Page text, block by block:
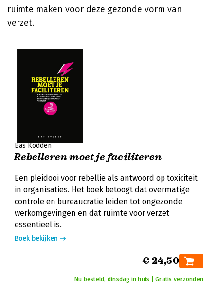
ruimte maken voor deze gezonde vorm van
verzet.
Bas Kodden
Rebelleren moet je faciliteren
Een pleidooi voor rebellie als antwoord op toxiciteit
in organisaties. Het boek betoogt dat overmatige
controle en bureaucratie leiden tot ongezonde
werkomgevingen en dat ruimte voor verzet
essentieel is.
Boek bekijken
€ 24,50
Nu besteld, dinsdag in huis | Gratis verzonden